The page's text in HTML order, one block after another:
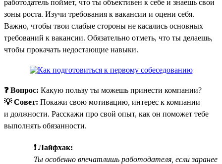
работодатель поймет, что ты объективен к себе и знаешь свои
зоны роста. Изучи требования к вакансии и оцени себя.
Важно, чтобы твои слабые стороны не касались основных
требований к вакансии. Обязательно отметь, что ты делаешь,
чтобы прокачать недостающие навыки.
❓ Вопрос: Какую пользу ты можешь принести компании?
💡 Совет: Покажи свою мотивацию, интерес к компании
и должности. Расскажи про свой опыт, как он поможет тебе
выполнять обязанности.
❗ Лайфхак:
Ты особенно впечатлишь работодателя, если заранее